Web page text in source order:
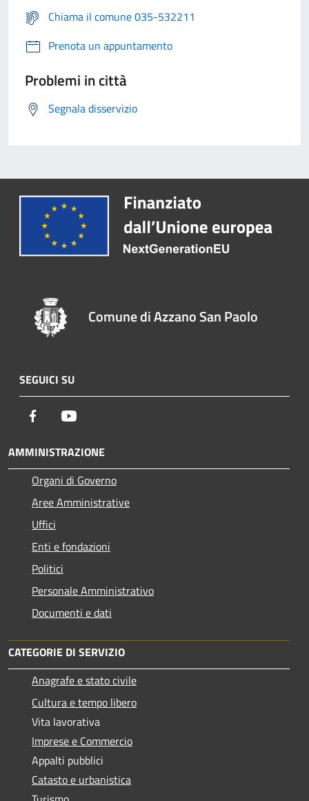
Chiama il comune 035-532211
Prenota un appuntamento
Problemi in città
Segnala disservizio
Comune di Azzano San Paolo
SEGUICI SU
Facebook
AMMINISTRAZIONE
Organi di Governo
Aree Amministrative
Uffici
Enti e fondazioni
Politici
Personale Amministrativo
Documenti e dati
CATEGORIE DI SERVIZIO
Anagrafe e stato civile
Cultura e tempo libero
Vita lavorativa
Imprese e Commercio
Appalti pubblici
Catasto e urbanistica